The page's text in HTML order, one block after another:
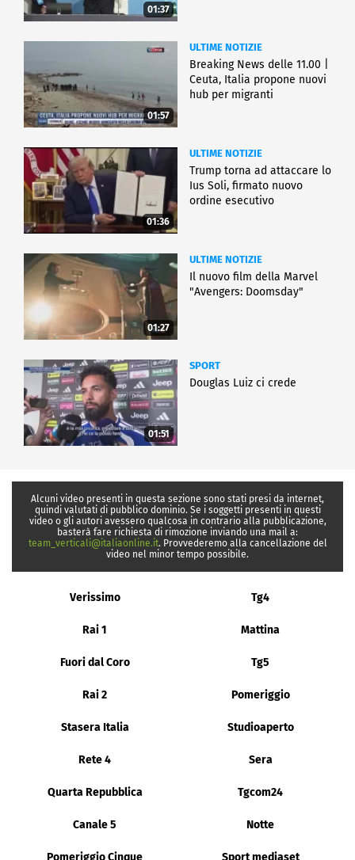
01:37
01:57
ULTIME NOTIZIE
Breaking News delle 11.00 |
Ceuta, Italia propone nuovi
hub per migranti
01:36
ULTIME NOTIZIE
Trump torna ad attaccare lo
Ius Soli, firmato nuovo
ordine esecutivo
01:27
ULTIME NOTIZIE
Il nuovo film della Marvel
"Avengers: Doomsday"
01:51
SPORT
Douglas Luiz ci crede
Alcuni video presenti in questa sezione sono stati presi da internet,
quindi valutati di pubblico dominio. Se i soggetti presenti in questi
video o gli autori avessero qualcosa in contrario alla pubblicazione,
basterà fare richiesta di rimozione inviando una mail a:
team_verticali@italiaonline.it. Provvederemo alla cancellazione del
video nel minor tempo possibile.
Verissimo Tg4
Rai 1 Mattina
Fuori dal Coro Tg5
Rai 2 Pomeriggio
Stasera Italia Studioaperto
Rete 4 Sera
Quarta Repubblica Tgcom24
Canale 5 Notte